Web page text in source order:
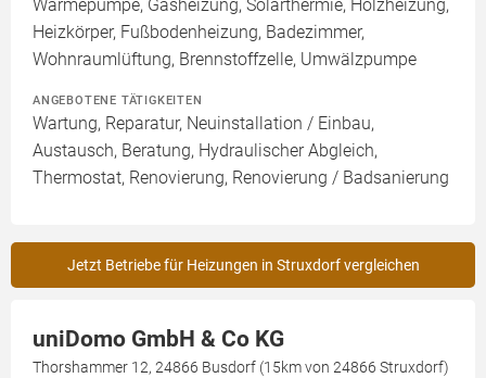
Wärmepumpe, Gasheizung, Solarthermie, Holzheizung,
Heizkörper, Fußbodenheizung, Badezimmer,
Wohnraumlüftung, Brennstoffzelle, Umwälzpumpe
ANGEBOTENE TÄTIGKEITEN
Wartung, Reparatur, Neuinstallation / Einbau,
Austausch, Beratung, Hydraulischer Abgleich,
Thermostat, Renovierung, Renovierung / Badsanierung
Jetzt Betriebe für Heizungen in Struxdorf vergleichen
uniDomo GmbH & Co KG
Thorshammer 12, 24866 Busdorf (15km von 24866 Struxdorf)